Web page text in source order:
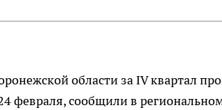
области за IV квартал
февраля, сообщили в